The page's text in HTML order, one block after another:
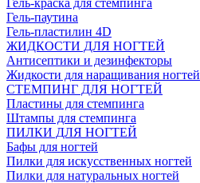
Гель-краска для стемпинга
Гель-паутина
Гель-пластилин 4D
ЖИДКОСТИ ДЛЯ НОГТЕЙ
Антисептики и дезинфекторы
Жидкости для наращивания ногтей
СТЕМПИНГ ДЛЯ НОГТЕЙ
Пластины для стемпинга
Штампы для стемпинга
ПИЛКИ ДЛЯ НОГТЕЙ
Бафы для ногтей
Пилки для искусственных ногтей
Пилки для натуральных ногтей